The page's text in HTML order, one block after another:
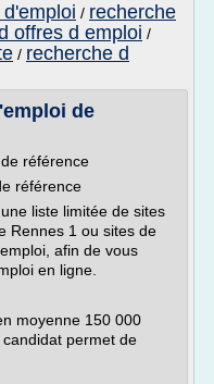
/ recherche
offres d emploi /
/ recherche d
de
référence
référence
liste limitée de sites
Rennes 1 ou sites de
afin de vous
en ligne.
moyenne 150 000
permet de